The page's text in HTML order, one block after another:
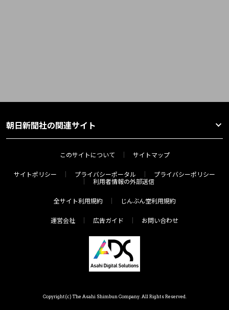
朝日新聞社の関連サイト
このサイトについて サイトマップ
サイトポリシー プライバシーポータル
プライバシーポリシー
利用者情報の外部送信
全サイト利用規約 じんぶん堂利用規約
運営会社 広告ガイド お問い合わせ
Copyright(c) The Asahi Shimbun Company. All Rights Reserved.